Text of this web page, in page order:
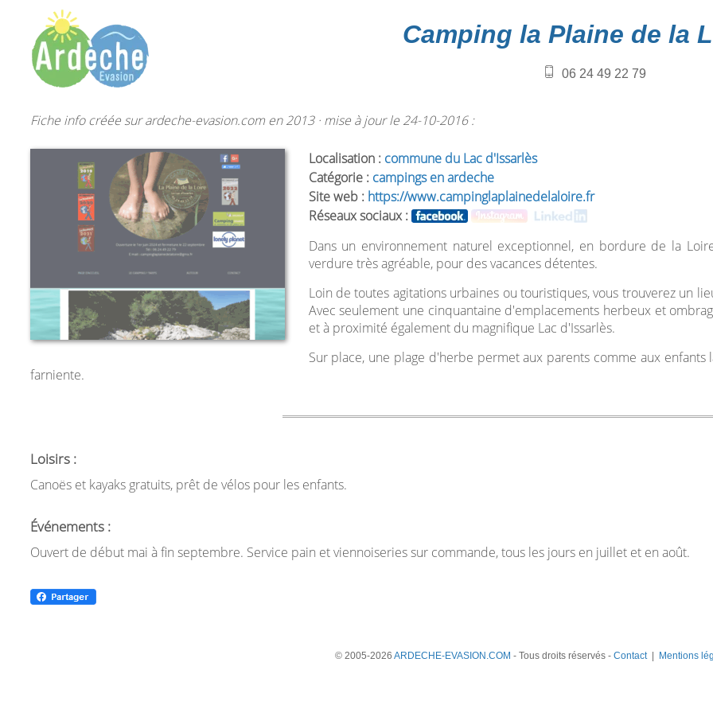
Camping la Plaine de la
06 24 49 22 79
Fiche info créée sur ardeche-evasion.com en 2013 · mise à jour le 24-10-2016 :
Localisation : commune du Lac d'Issarlès
Catégorie : campings en ardeche
Site web : https://www.campinglaplainedelaloire.fr
Réseaux sociaux :
Dans un environnement naturel exceptionnel, en bordure de la
verdure très agréable, pour des vacances détentes.
Loin de toutes agitations urbaines ou touristiques, vous trouverez un
Avec seulement une cinquantaine d'emplacements herbeux et
et à proximité également du magnifique Lac d'Issarlès.
Sur place, une plage d'herbe permet aux parents comme aux
farniente.
Loisirs :
Canoës et kayaks gratuits, prêt de vélos pour les enfants.
Événements :
Ouvert de début mai à fin septembre. Service pain et viennoiseries sur commande, tous les jours en juillet et en août.
© 2005-2026 ARDECHE-EVASION.COM - Tous droits réservés - Contact| Mentions